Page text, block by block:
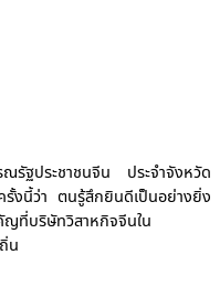
ฐประชาชนจีน ประจำจังหวัด
งนี้ว่า ตนรู้สึกยินดีเป็นอย่างยิ่ง
ญที่บริษัทวิสาหกิจจีนใน
น